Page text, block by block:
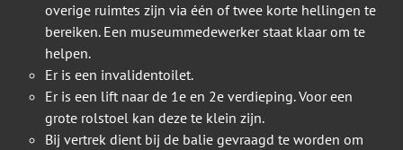
overige ruimtes zijn via één of twee korte hellingen te
bereiken. Een museummedewerker staat klaar om te
helpen.
Er is een invalidentoilet.
Er is een lift naar de 1e en 2e verdieping. Voor een
grote rolstoel kan deze te klein zijn.
Bij vertrek dient bij de balie gevraagd te worden om